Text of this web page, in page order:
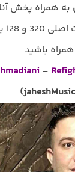
به همراه پخش
و 128 با
همراه باشید
–